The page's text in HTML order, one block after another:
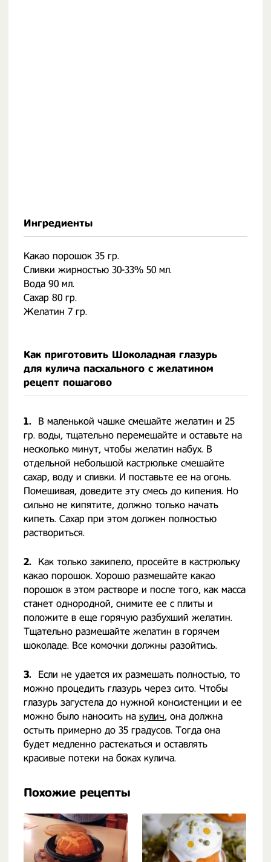
Ингредиенты
Какао порошок 35 гр.
Сливки жирностью 30-33% 50 мл.
Вода 90 мл.
Сахар 80 гр.
Желатин 7 гр.
Как приготовить Шоколадная глазурь
для кулича пасхального с желатином
рецепт пошагово
1.
В маленькой чашке смешайте желатин и 25
гр. воды, тщательно перемешайте и оставьте на
несколько минут, чтобы желатин набух. В
отдельной небольшой кастрюльке смешайте
сахар, воду и сливки. И поставьте ее на огонь.
Помешивая, доведите эту смесь до кипения. Но
сильно не кипятите, должно только начать
кипеть. Сахар при этом должен полностью
раствориться.
2.
Как только закипело, просейте в кастрюльку
какао порошок. Хорошо размешайте какао
порошок в этом растворе и после того, как масса
станет однородной, снимите ее с плиты и
положите в еще горячую разбухший желатин.
Тщательно размешайте желатин в горячем
шоколаде. Все комочки должны разойтись.
3.
Если не удается их размешать полностью, то
можно процедить глазурь через сито. Чтобы
глазурь загустела до нужной консистенции и ее
можно было наносить на кулич, она должна
остыть примерно до 35 градусов. Тогда она
будет медленно растекаться и оставлять
красивые потеки на боках кулича.
Похожие рецепты